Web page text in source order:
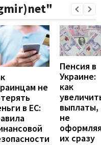
не
в ЕС:
Пенсия в
Украине:
как
выплаты,
не
их сразу